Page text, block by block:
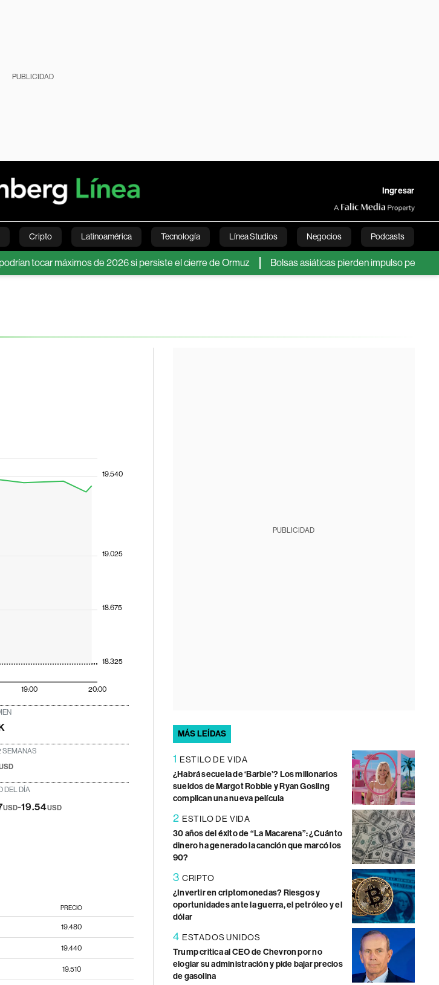
PUBLICIDAD
Ingresar
Cripto Latinoamérica Tecnología Línea Studios Negocios Podcasts
Estilo de vida Mundo Videos English
máximos de 2026 si persiste el cierre de Ormuz Bolsas asiáticas pierden impulso pese al
19:00 20:00
18.325
18.675
19.025
19.540
SEMANAS
DEL DÍA
USD-19.54USD
PRECIO
19.480
19.440
19.510
PUBLICIDAD
MÁS LEÍDAS
1 ESTILO DE VIDA
¿Habrá secuela de ‘Barbie’? Los millonarios
sueldos de Margot Robbie y Ryan Gosling
complican una nueva película
2 ESTILO DE VIDA
30 años del éxito de “La Macarena”: ¿Cuánto
dinero ha generado la canción que marcó los
90?
3 CRIPTO
¿Invertir en criptomonedas? Riesgos y
oportunidades ante la guerra, el petróleo y el
dólar
4 ESTADOS UNIDOS
Trump critica al CEO de Chevron por no
elogiar su administración y pide bajar precios
de gasolina